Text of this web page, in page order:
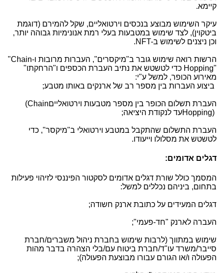
קיימא.
עיקר השימוש מבוצע בנכסים וירטואליים, שקל להמירם (דוגמת
ביטקוין), לצד שימוש במטבעות בעלי רמת אנונימיות גבוהה יותר,
וכן ניצנים לשימוש ב.NFT-
הרשות רואה שימוש גובר ב"מיקסרים", העברות מרובות ו-"Chain
Hopping" כדי לטשטש את נתיב העברת הכספים ו"הרחקתו"
מאירוע הכופר, למשל ע"י:
ביצוע העברות בין מספר רב של ארנקים באותו מטבע;
העברת תשלום הכופר בין מספר מטבעות וירטואליים(Chain
Hopping)עד לנקודת היציאה;
העברת התשלום שהתקבל במטבע וירטואלי ב"מיקסר", כדי
לטשטש את מסלולו וייעודו.
דגלים אדומים:
המסמך כולל שורת דגלים אדומים לסקטור הפיננסי לזיהוי פעילות
בתחום, ביניהם נכללים למשל:
דגלים המעידים על כתובת ארנק חשודה;
העברה לארנק "חד-פעמי";
שימוש במתווך (לרבות שימוש בחברת ניהול משברים/חברת
סייבר/משרד עו"ד/חברת ביטוח עם/בלי הצהרה בדבר מהות
הפעולה ו/או הגורם עבורו מבוצעת הפעולה);